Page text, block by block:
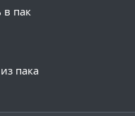
в пак
пака